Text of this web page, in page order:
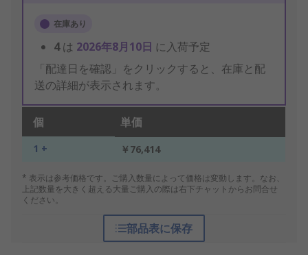
在庫あり
4は 2026年8月10日 に入荷予定
「配達日を確認」をクリックすると、在庫と配
送の詳細が表示されます。
個 単価
1 + ￥76,414
* 表示は参考価格です。ご購入数量によって価格は変動します。なお、
上記数量を大きく超える大量ご購入の際は右下チャットからお問合せ
ください。
部品表に保存